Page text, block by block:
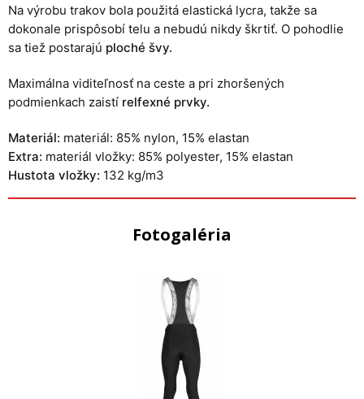
Na výrobu trakov bola použitá elastická lycra, takže sa
dokonale prispôsobí telu a nebudú nikdy škrtiť. O pohodlie
sa tiež postarajú ploché švy.
Maximálna viditeľnosť na ceste a pri zhoršených
podmienkach zaistí relfexné prvky.
Materiál: materiál: 85% nylon, 15% elastan
Extra: materiál vložky: 85% polyester, 15% elastan
Hustota vložky: 132 kg/m3
Fotogaléria